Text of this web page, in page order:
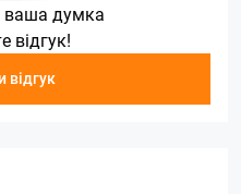
думка
відгук!
відгук